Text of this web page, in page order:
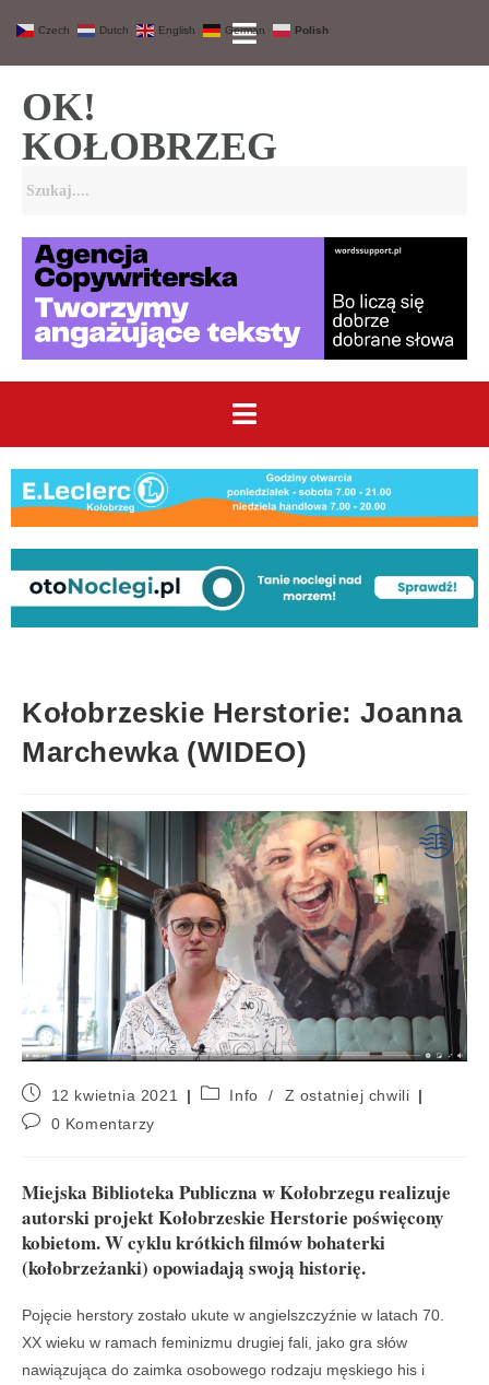
OK!
KOŁOBRZEG
Kołobrzeskie Herstorie: Joanna
Marchewka (WIDEO)
12 kwietnia 2021 Info /
Z ostatniej chwili
0 Komentarzy
Miejska Biblioteka Publiczna w Kołobrzegu realizuje
autorski projekt Kołobrzeskie Herstorie poświęcony
kobietom. W cyklu krótkich filmów bohaterki
(kołobrzeżanki) opowiadają swoją historię.
Pojęcie herstory zostało ukute w angielszczyźnie w latach 70.
XX wieku w ramach feminizmu drugiej fali, jako gra słów
nawiązująca do zaimka osobowego rodzaju męskiego his i
Czech Dutch English German Polish